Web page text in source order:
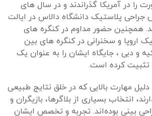
را در آمریکا گذراندند و در سال های
در کورس جراحی پلاستیک دانشگاه دالاس در ایالت
همچنین حضور مداوم در کنگره های
اروپا و سخنرانی در کنگره های بین
و دبی ، جایگاه ایشان را به عنوان یک
تثبیت کرده است.
دلیل مهارت بالایی که در خلق نتایج طبیعی
انتخاب بسیاری از بلاگرها، بازیگران و
بینی بوده‌اند. تجربه و تخصص ایشان